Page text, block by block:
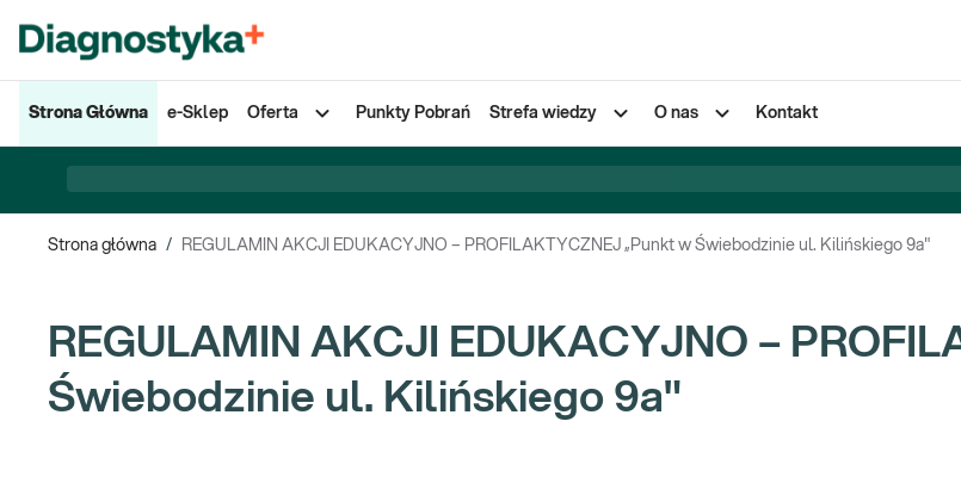
Strona Główna e-Sklep Oferta Punkty Pobrań Strefa wiedzy O nas Kontakt
Strona główna / REGULAMIN AKCJI EDUKACYJNO – PROFILAKTYCZNEJ „Punkt w Świebodzinie ul. Kilińskiego 9a"
REGULAMIN AKCJI EDUKACYJNO –
Świebodzinie ul. Kilińskiego 9a"